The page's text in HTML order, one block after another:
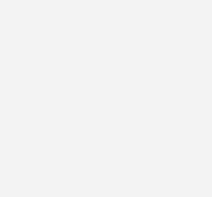
die mindestens 55 Prozent des
über erneuerbare Energien decken,
neue NH-Klasse. Sie gilt für Neubauten
Wer im Neubau
erzielt, bekommt einen zusätzlichen
Sanierungen sind beim Erreichen der
finden Sie hier.